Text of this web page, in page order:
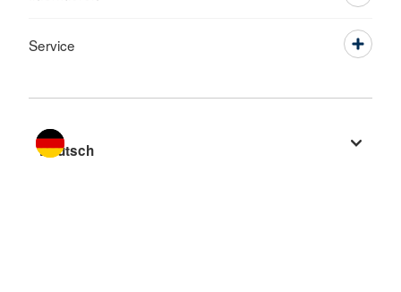
Service
Sprache wechseln zu